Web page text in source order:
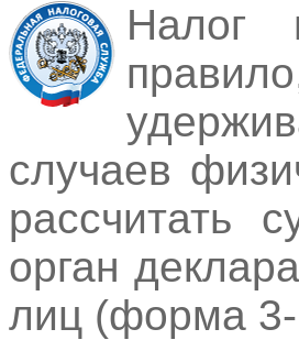
Налог
случаев
рассчитать
орган
лиц (форма